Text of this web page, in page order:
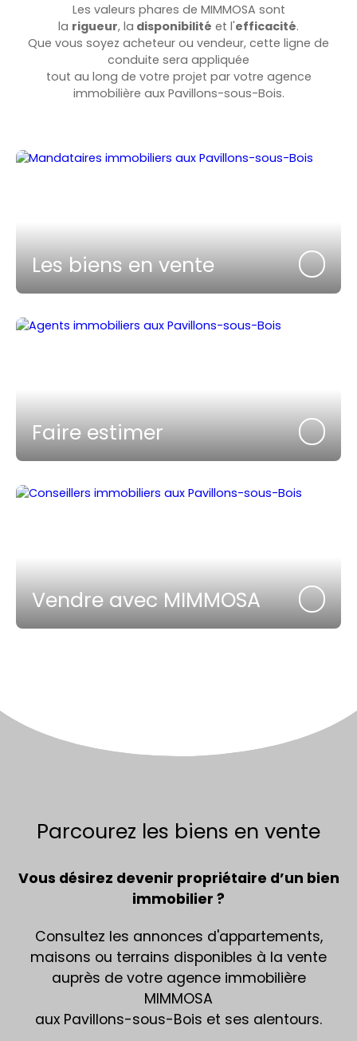
Les valeurs phares de MIMMOSA sont
la rigueur, la disponibilité et l'efficacité.
Que vous soyez acheteur ou vendeur, cette ligne de
conduite sera appliquée
tout au long de votre projet par votre agence
immobilière aux Pavillons-sous-Bois.
Les biens en vente
Faire estimer
Vendre avec MIMMOSA
Parcourez les biens en vente
Vous désirez devenir propriétaire d’un bien
immobilier ?
Consultez les annonces d'appartements,
maisons ou terrains disponibles à la vente
auprès de votre agence immobilière
MIMMOSA
aux Pavillons-sous-Bois et ses alentours.